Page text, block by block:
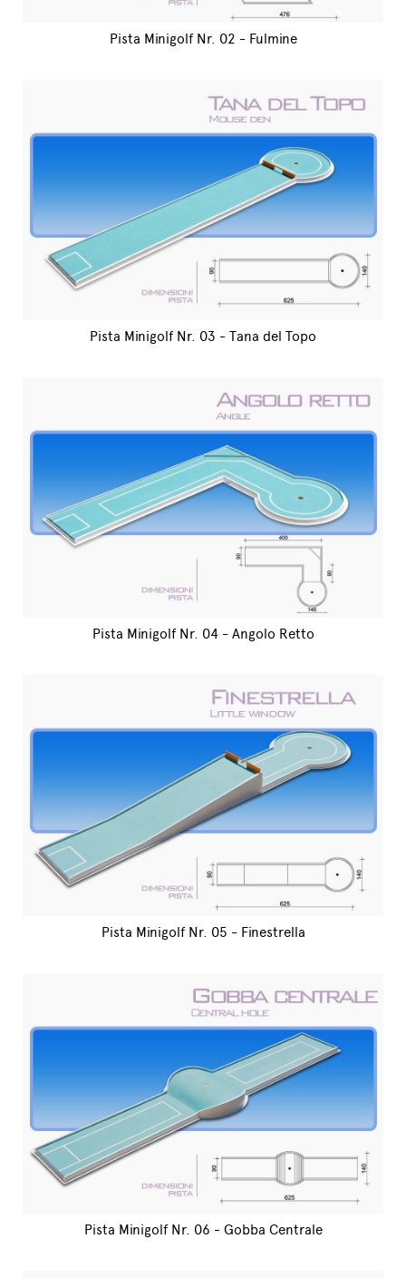
Pista Minigolf Nr. 02 - Fulmine
Pista Minigolf Nr. 03 - Tana del Topo
Pista Minigolf Nr. 04 - Angolo Retto
Pista Minigolf Nr. 05 - Finestrella
Pista Minigolf Nr. 06 - Gobba Centrale